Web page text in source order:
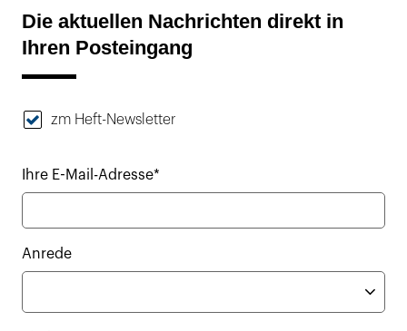
Die aktuellen Nachrichten direkt in
Ihren Posteingang
zm Heft-Newsletter
Ihre E-Mail-Adresse*
Anrede